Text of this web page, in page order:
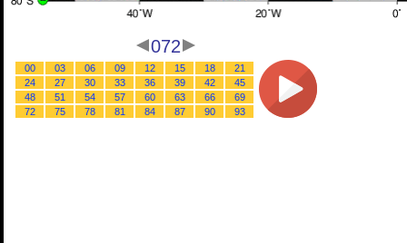
072
00 03 06 09 12 15 18
21
24
27 30 33 36 39 42
45
48
51 54 57 60 63 66
69
72
75 78 81 84 87 90 93